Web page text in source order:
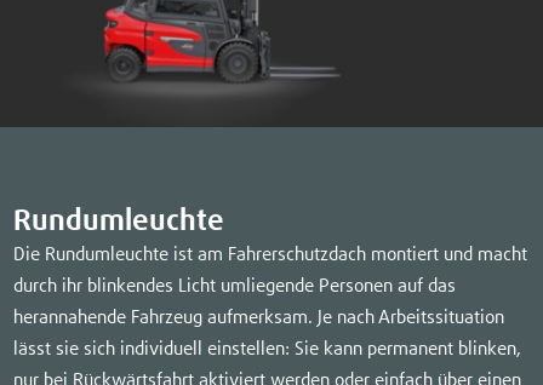
Rundumleuchte
Die Rundumleuchte ist am Fahrerschutzdach montiert und macht
durch ihr blinkendes Licht umliegende Personen auf das
herannahende Fahrzeug aufmerksam. Je nach Arbeitssituation
lässt sie sich individuell einstellen: Sie kann permanent blinken,
nur bei Rückwärtsfahrt aktiviert werden oder einfach über einen